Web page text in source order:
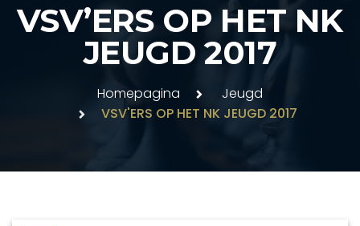
VSV’ERS OP HET NK
JEUGD 2017
Homepagina
Jeugd
VSV'ERS OP HET NK JEUGD 2017